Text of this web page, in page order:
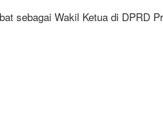
sebagai Wakil Ketua di DPRD